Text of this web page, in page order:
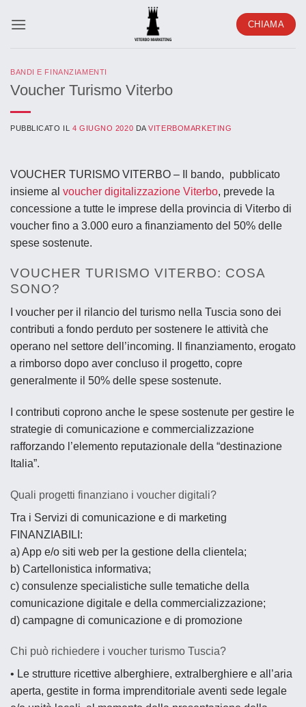
CHIAMA
BANDI E FINANZIAMENTI
Voucher Turismo Viterbo
PUBBLICATO IL 4 GIUGNO 2020 DAVITERBOMARKETING
VOUCHER TURISMO VITERBO – Il bando, pubblicato
insieme al voucher digitalizzazione Viterbo, prevede la
concessione a tutte le imprese della provincia di Viterbo di
voucher fino a 3.000 euro a finanziamento del 50% delle
spese sostenute.
VOUCHER TURISMO VITERBO: COSA
SONO?
I voucher per il rilancio del turismo nella Tuscia sono dei
contributi a fondo perduto per sostenere le attività che
operano nel settore dell’incoming. Il finanziamento, erogato
a rimborso dopo aver concluso il progetto, copre
generalmente il 50% delle spese sostenute.
I contributi coprono anche le spese sostenute per gestire le
strategie di comunicazione e commercializzazione
rafforzando l’elemento reputazionale della “destinazione
Italia”.
Quali progetti finanziano i voucher digitali?
Tra i Servizi di comunicazione e di marketing
FINANZIABILI:
a) App e/o siti web per la gestione della clientela;
b) Cartellonistica informativa;
c) consulenze specialistiche sulle tematiche della
comunicazione digitale e della commercializzazione;
d) campagne di comunicazione e di promozione
Chi può richiedere i voucher turismo Tuscia?
• Le strutture ricettive alberghiere, extralberghiere e all’aria
aperta, gestite in forma imprenditoriale aventi sede legale